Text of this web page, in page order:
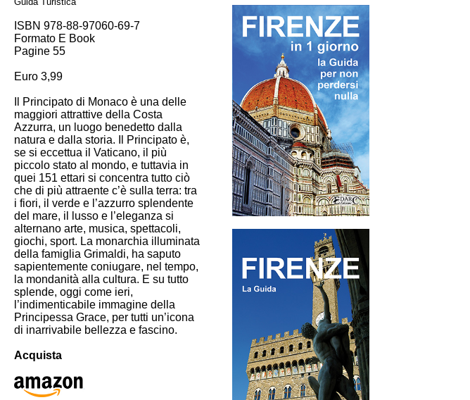
ISBN 978-88-97060-69-7
Formato E Book
Pagine 55
Euro 3,99
Il Principato di Monaco è una delle
maggiori attrattive della Costa
Azzurra, un luogo benedetto dalla
natura e dalla storia. Il Principato è,
se si eccettua il Vaticano, il più
piccolo stato al mondo, e tuttavia in
quei 151 ettari si concentra tutto ciò
che di più attraente c’è sulla terra: tra
i fiori, il verde e l’azzurro splendente
del mare, il lusso e l’eleganza si
alternano arte, musica, spettacoli,
giochi, sport. La monarchia illuminata
della famiglia Grimaldi, ha saputo
sapientemente coniugare, nel tempo,
la mondanità alla cultura. E su tutto
splende, oggi come ieri,
l’indimenticabile immagine della
Principessa Grace, per tutti un’icona
di inarrivabile bellezza e fascino.
Acquista